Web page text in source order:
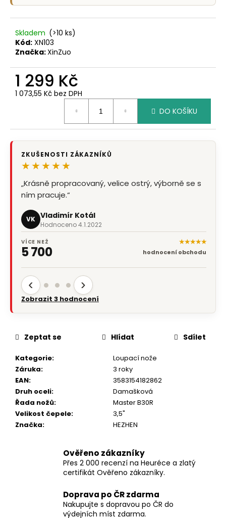
Skladem (>10 ks)
Kód: XN103
Značka:XinZuo
1 299 Kč
1 073,55 Kč bez DPH
DO KOŠÍKU
ZKUŠENOSTI ZÁKAZNÍKŮ
★★★★★
„Krásně propracovaný, velice ostrý, výborně se s
ním pracuje.“
VK Vladimír Kotál
Hodnoceno 4.1.2022
VÍCE NEŽ
5 700
★★★★★
hodnocení obchodu
‹ ›
Zobrazit 3 hodnocení
Kategorie:
Loupací nože
Záruka:
3 roky
EAN:
3583154182862
Druh oceli:
Damašková
Řada nožů:
Master B30R
Velikost čepele:
3,5"
Značka: HEZHEN
Zeptat se Hlídat Sdílet
Ověřeno zákazníky
Přes 2 000 recenzí na Heuréce a zlatý
certifikát Ověřeno zákazníky.
Doprava po ČR zdarma
Nakupujte s dopravou po ČR do
výdejních míst zdarma.